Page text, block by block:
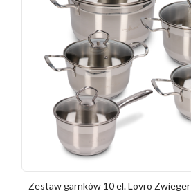
Zestaw garnków 10 el. Lovro Zwieger